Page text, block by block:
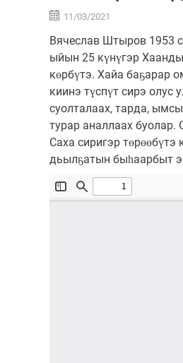
11/03/2021
Вячеслав Штыров 1953
ыйын 25 күнүгэр
көрбүтэ. Хайа баҕарар
киинэ түспүт сирэ олус
суолталаах, тарда,
турар аналлаах
Саха сиригэр төрөөбүтэ
дьылҕатын быһаарбыт